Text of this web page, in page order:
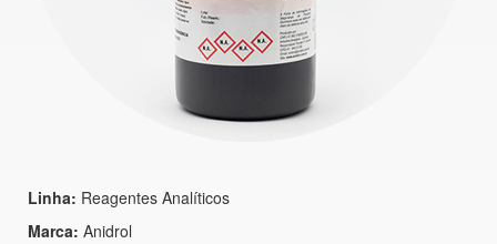
Linha: Reagentes Analíticos
Marca: Anidrol